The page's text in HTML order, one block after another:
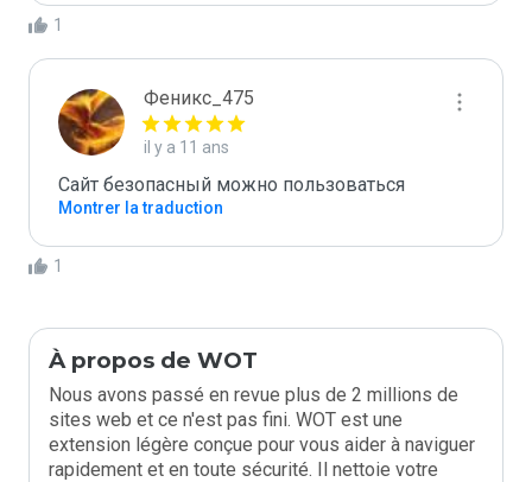
1
Феникс_475
il y a 11 ans
Сайт безопасный можно пользоваться
Montrer la traduction
1
À propos de WOT
Nous avons passé en revue plus de 2 millions de
sites web et ce n'est pas fini. WOT est une
extension légère conçue pour vous aider à naviguer
rapidement et en toute sécurité. Il nettoie votre